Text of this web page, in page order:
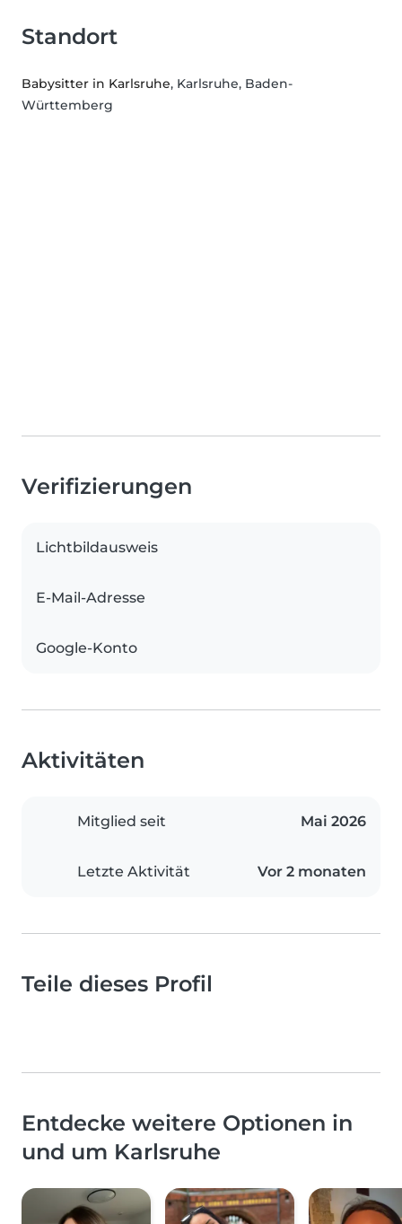
Standort
Babysitter in Karlsruhe, Karlsruhe, Baden-
Württemberg
Verifizierungen
Lichtbildausweis
E-Mail-Adresse
Google-Konto
Aktivitäten
Mitglied seit Mai 2026
Letzte Aktivität Vor 2 monaten
Teile dieses Profil
Entdecke weitere Optionen in
und um Karlsruhe